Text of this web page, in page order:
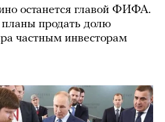
останется главой ФИФА.
продать долю
частным инвесторам